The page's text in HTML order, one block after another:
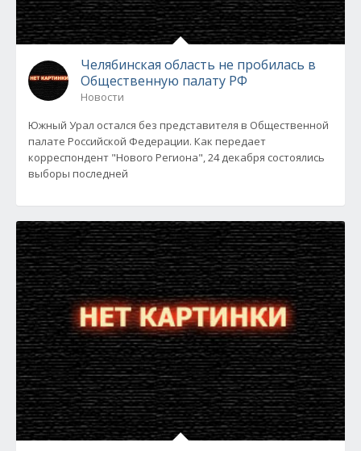
Челябинская область не пробилась в
Общественную палату РФ
Новости
Южный Урал остался без представителя в Общественной
палате Российской Федерации. Как передает
корреспондент "Нового Региона", 24 декабря состоялись
выборы последней